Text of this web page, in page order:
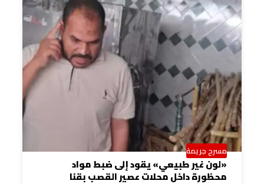
مسرح جريمة
«لون غير طبيعي» يقود إلى ضبط مواد
محظورة داخل محلات عصير القصب بقنا